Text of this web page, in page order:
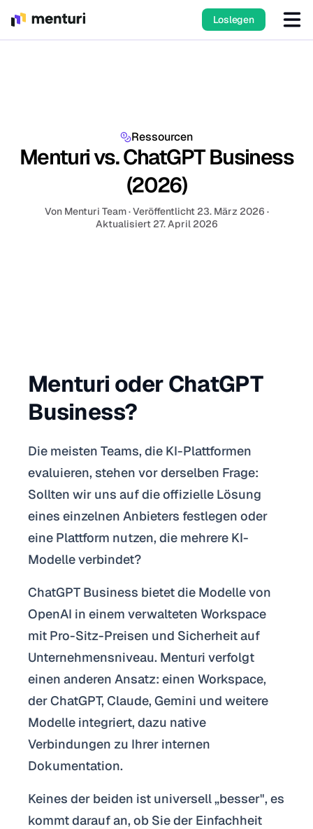
Loslegen
Ressourcen
Menturi vs. ChatGPT Business
(2026)
Von Menturi Team·Veröffentlicht 23. März 2026 ·
Aktualisiert 27. April 2026
Menturi oder ChatGPT
Business?
Die meisten Teams, die KI-Plattformen
evaluieren, stehen vor derselben Frage:
Sollten wir uns auf die offizielle Lösung
eines einzelnen Anbieters festlegen oder
eine Plattform nutzen, die mehrere KI-
Modelle verbindet?
ChatGPT Business bietet die Modelle von
OpenAI in einem verwalteten Workspace
mit Pro-Sitz-Preisen und Sicherheit auf
Unternehmensniveau. Menturi verfolgt
einen anderen Ansatz: einen Workspace,
der ChatGPT, Claude, Gemini und weitere
Modelle integriert, dazu native
Verbindungen zu Ihrer internen
Dokumentation.
Keines der beiden ist universell „besser", es
kommt darauf an, ob Sie der Einfachheit